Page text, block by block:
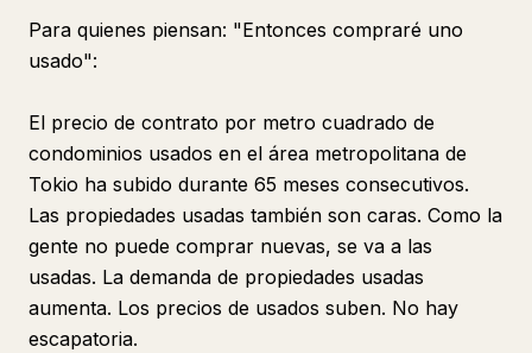
Para quienes piensan: "Entonces compraré uno
usado":
El precio de contrato por metro cuadrado de
condominios usados en el área metropolitana de
Tokio ha subido durante 65 meses consecutivos.
Las propiedades usadas también son caras. Como la
gente no puede comprar nuevas, se va a las
usadas. La demanda de propiedades usadas
aumenta. Los precios de usados suben. No hay
escapatoria.